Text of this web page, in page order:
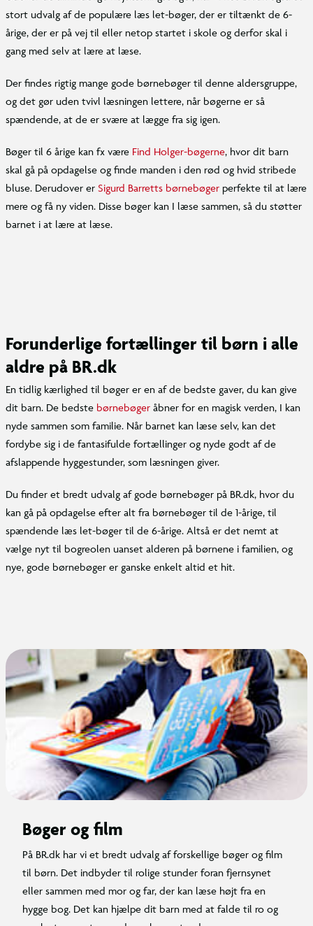
stort udvalg af de populære læs let-bøger, der er tiltænkt de 6-
årige, der er på vej til eller netop startet i skole og derfor skal i
gang med selv at lære at læse.
Der findes rigtig mange gode børnebøger til denne aldersgruppe,
og det gør uden tvivl læsningen lettere, når bøgerne er så
spændende, at de er svære at lægge fra sig igen.
Bøger til 6 årige kan fx være Find Holger-bøgerne, hvor dit barn
skal gå på opdagelse og finde manden i den rød og hvid stribede
bluse. Derudover er Sigurd Barretts børnebøger perfekte til at lære
mere og få ny viden. Disse bøger kan I læse sammen, så du støtter
barnet i at lære at læse.
Forunderlige fortællinger til børn i alle
aldre på BR.dk
En tidlig kærlighed til bøger er en af de bedste gaver, du kan give
dit barn. De bedste børnebøger åbner for en magisk verden, I kan
nyde sammen som familie. Når barnet kan læse selv, kan det
fordybe sig i de fantasifulde fortællinger og nyde godt af de
afslappende hyggestunder, som læsningen giver.
Du finder et bredt udvalg af gode børnebøger på BR.dk, hvor du
kan gå på opdagelse efter alt fra børnebøger til de 1-årige, til
spændende læs let-bøger til de 6-årige. Altså er det nemt at
vælge nyt til bogreolen uanset alderen på børnene i familien, og
nye, gode børnebøger er ganske enkelt altid et hit.
Bøger og film
På BR.dk har vi et bredt udvalg af forskellige bøger og film
til børn. Det indbyder til rolige stunder foran fjernsynet
eller sammen med mor og far, der kan læse højt fra en
hygge bog. Det kan hjælpe dit barn med at falde til ro og